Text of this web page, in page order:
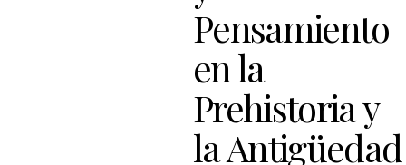
Pensamiento
en la
Prehistoria y
la Antigüedad